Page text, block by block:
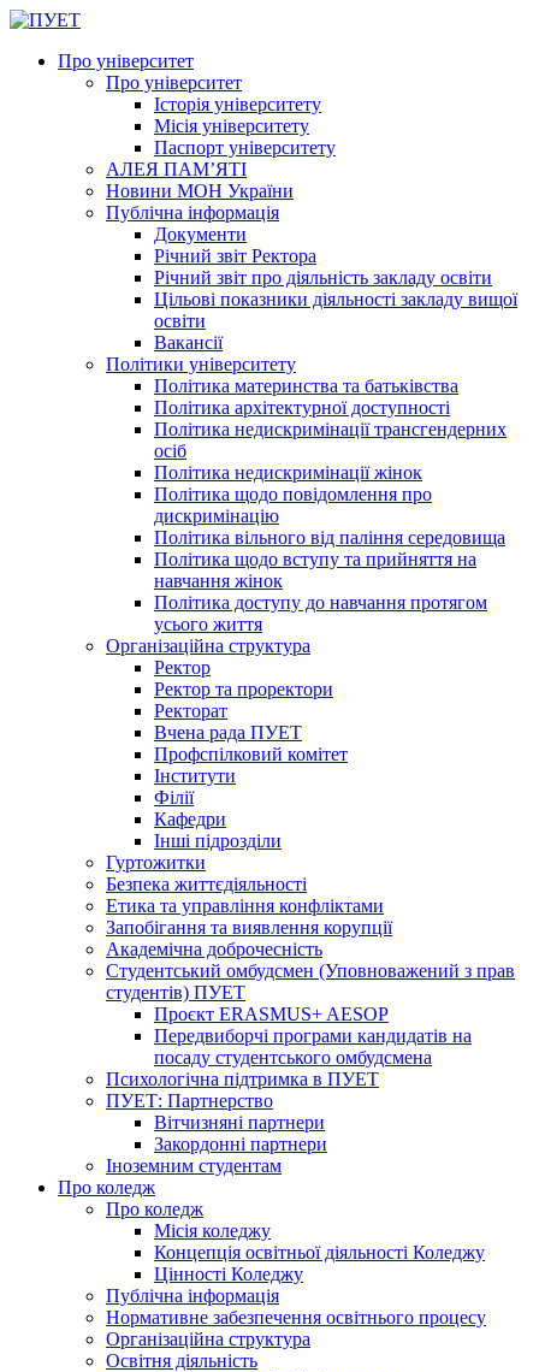
Про університет
Про університет
Історія університету
Місія університету
Паспорт університету
АЛЕЯ ПАМ’ЯТІ
Новини МОН України
Публічна інформація
Документи
Річний звіт Ректора
Річний звіт про діяльність закладу освіти
Цільові показники діяльності закладу вищої
освіти
Вакансії
Політики університету
Політика материнства та батьківства
Політика архітектурної доступності
Політика недискримінації трансгендерних
осіб
Політика недискримінації жінок
Політика щодо повідомлення про
дискримінацію
Політика вільного від паління середовища
Політика щодо вступу та прийняття на
навчання жінок
Політика доступу до навчання протягом
усього життя
Організаційна структура
Ректор
Ректор та проректори
Ректорат
Вчена рада ПУЕТ
Профспілковий комітет
Інститути
Філії
Кафедри
Інші підрозділи
Гуртожитки
Безпека життєдіяльності
Етика та управління конфліктами
Запобігання та виявлення корупції
Академічна доброчесність
Студентський омбудсмен (Уповноважений з прав
студентів) ПУЕТ
Проєкт ERASMUS+ AESOP
Передвиборчі програми кандидатів на
посаду студентського омбудсмена
Психологічна підтримка в ПУЕТ
ПУЕТ: Партнерство
Вітчизняні партнери
Закордонні партнери
Іноземним студентам
Про коледж
Про коледж
Місія коледжу
Концепція освітньої діяльності Коледжу
Цінності Коледжу
Публічна інформація
Нормативне забезпечення освітнього процесу
Організаційна структура
Освітня діяльність